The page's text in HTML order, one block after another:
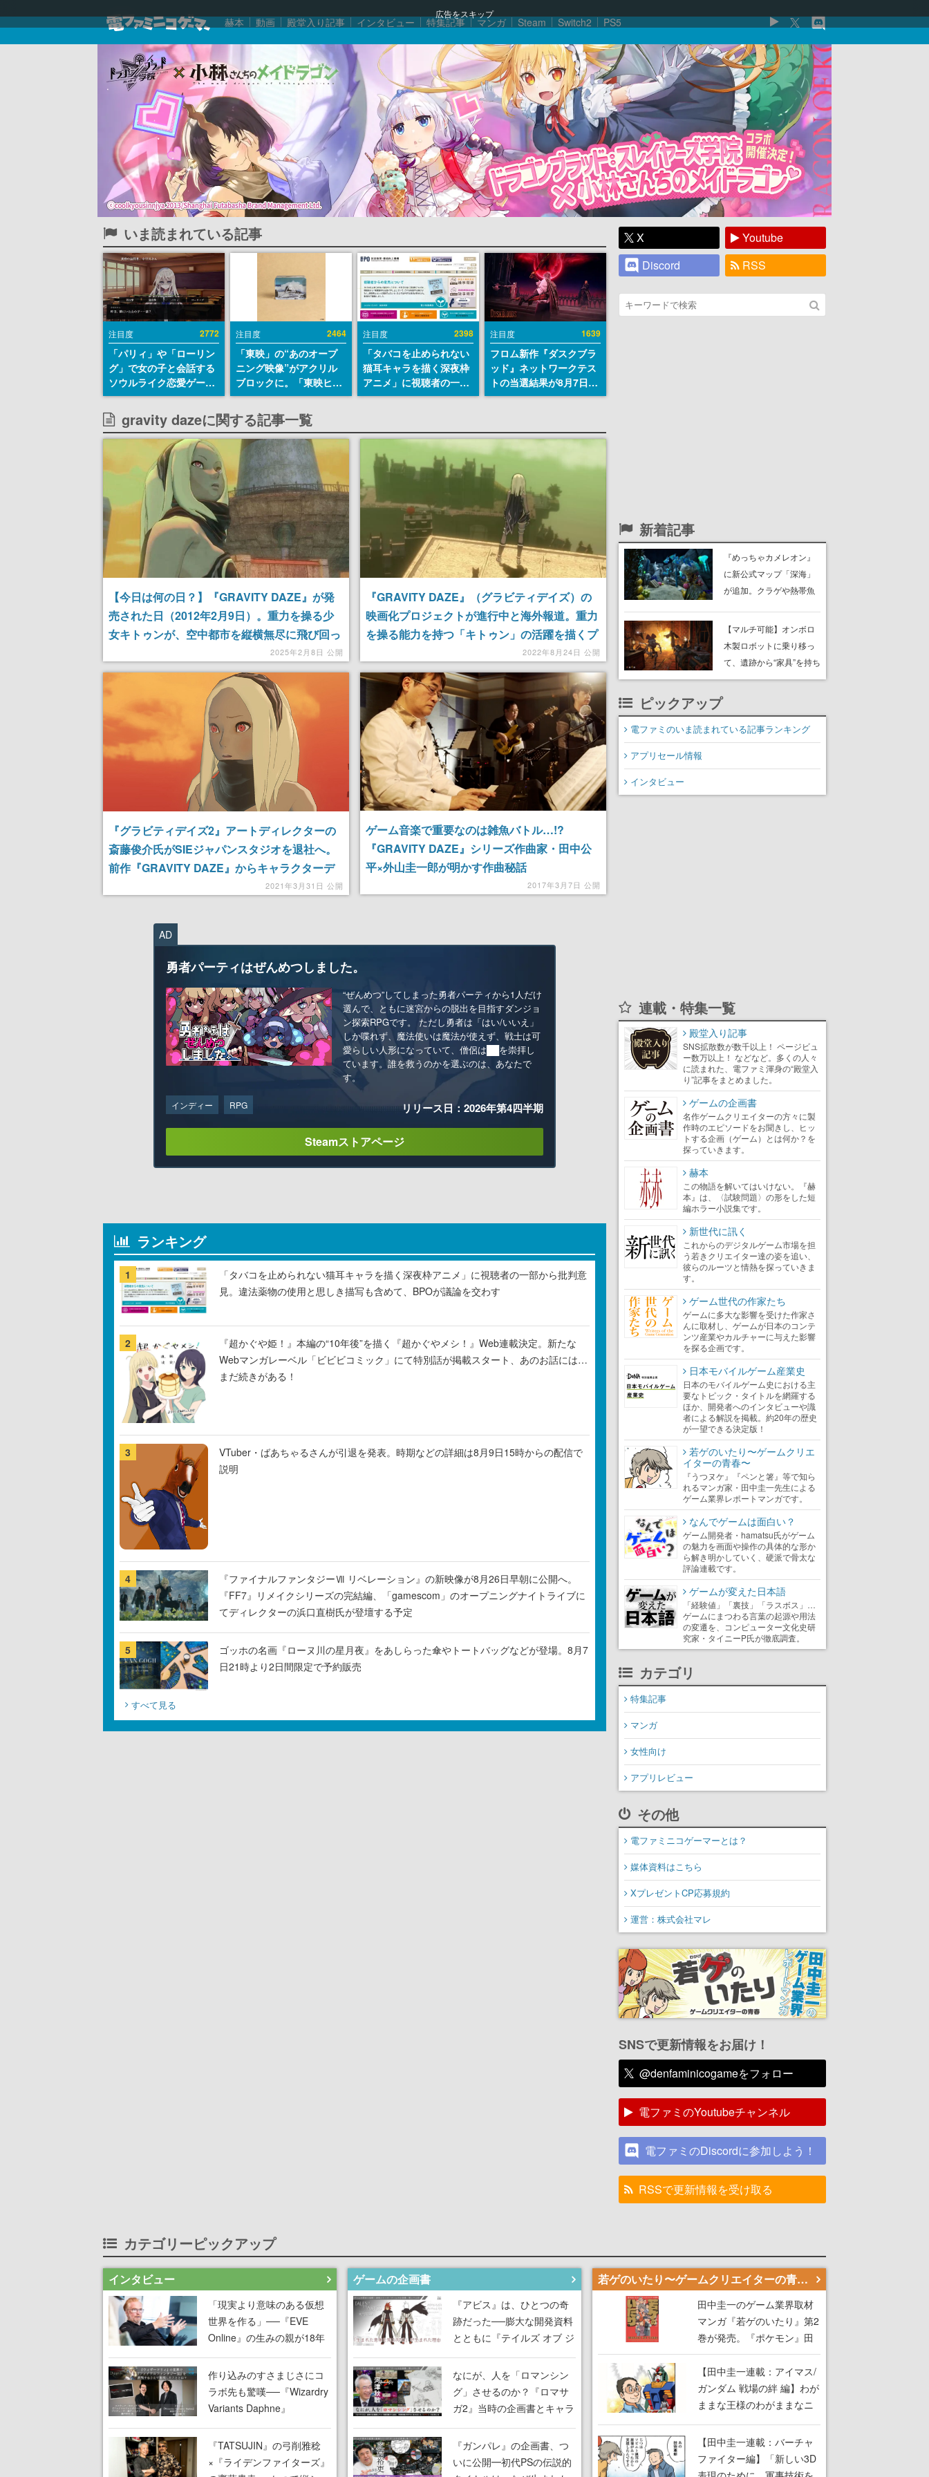
広告をスキップ
赫本 動画 殿堂入り記事 インタビュー 特集記事 マンガ Steam Switch2 PS5
いま読まれている記事
注目度 2772
「パリィ」や「ローリン
グ」で女の子と会話する
ソウルライク恋愛ゲーム
『小早川さんはソウルラ
イク』無料公開。返事に
失敗すると「YOU
DIED」
注目度 2464
「東映」の“あのオープ
ニング映像”がアクリル
ブロックに。「東映ヒス
トリカル グッズコレクシ
ョン」が8月下旬より発
売
注目度 2398
「タバコを止められない
猫耳キャラを描く深夜枠
アニメ」に視聴者の一部
から批判意見。違法薬物
す
注目度 1639
フロム新作『ダスクブラ
ッド』ネットワークテス
トの当選結果が8月7日22
時に発表。応募サイトの
日～24日
gravity dazeに関する記事一覧
【今日は何の日？】『GRAVITY DAZE』が発
売された日（2012年2月9日）。重力を操る少
女キトゥンが、空中都市を縦横無尽に飛び回っ
て冒険を繰り広げる──唯一無二の「空に落ち
る」感覚が味わえるアクションアドベンチャー
2025年2月8日 公開
『GRAVITY DAZE』（グラビティデイズ）の
映画化プロジェクトが進行中と海外報道。重力
を操る能力を持つ「キトゥン」の活躍を描くプ
レイステーションの人気ゲームが映画に
2022年8月24日 公開
『グラビティデイズ2』アートディレクターの
斎藤俊介氏がSIEジャパンスタジオを退社へ。
前作『GRAVITY DAZE』からキャラクターデ
ザインや主人公のモーションを担当2021年3月31日 公開
ゲーム音楽で重要なのは雑魚バトル…!?
『GRAVITY DAZE』シリーズ作曲家・田中公
平×外山圭一郎が明かす作曲秘話
2017年3月7日 公開
AD
勇者パーティはぜんめつしました。
“ぜんめつ”してしまった勇者パーティから1人だけ
選んで、ともに迷宮からの脱出を目指すダンジョ
ン探索RPGです。 ただし勇者は「はい/いいえ」
しか喋れず、魔法使いは魔法が使えず、戦士は可
愛らしい人形になっていて、僧侶は██を崇拝し
ています。誰を救うのかを選ぶのは、あなたで
す。
インディー RPG リリース日：2026年第4四半期
Steamストアページ
ランキング
1
「タバコを止められない猫耳キャラを描く深夜枠アニメ」に視聴者の一部から批判意
見。違法薬物の使用と思しき描写も含めて、BPOが議論を交わす
2
『超かぐや姫！』本編の“10年後”を描く『超かぐやメシ！』Web連載決定。新たな
Webマンガレーベル「ビビビコミック」にて特別話が掲載スタート、あのお話には…
まだ続きがある！
3
VTuber・ばあちゃるさんが引退を発表。時期などの詳細は8月9日15時からの配信で
説明
4
『ファイナルファンタジーⅦ リベレーション』の新映像が8月26日早朝に公開へ。
『FF7』リメイクシリーズの完結編、「gamescom」のオープニングナイトライブに
てディレクターの浜口直樹氏が登壇する予定
5
ゴッホの名画『ローヌ川の星月夜』をあしらった傘やトートバッグなどが登場。8月7
日21時より2日間限定で予約販売
すべて見る
X
Youtube
Discord
RSS
新着記事
『めっちゃカメレオン』
に新公式マップ「深海」
が追加。クラゲや熱帯魚
や大きな貝も
【マルチ可能】オンボロ
木製ロボットに乗り移っ
て、遺跡から“家具”を持ち
帰るホラーアクションゲ
売。迫る“腐敗”から逃げ延
び、持ち帰った家具で基
ピックアップ
電ファミのいま読まれている記事ランキング
アプリセール情報
インタビュー
連載・特集一覧
殿堂入り記事
SNS拡散数が数千以上！ ページビュ
ー数万以上！ などなど。多くの人々
に読まれた、電ファミ渾身の“殿堂入
り”記事をまとめました。
ゲームの企画書
名作ゲームクリエイターの方々に製
作時のエピソードをお聞きし、ヒッ
トする企画（ゲーム）とは何か？を
探っていきます。
赫本
この物語を解いてはいけない。『赫
本』は、〈試験問題〉の形をした短
編ホラー小説集です。
新世代に訊く
これからのデジタルゲーム市場を担
う若きクリエイター達の姿を追い、
彼らのルーツと情熱を探っていきま
す。
ゲーム世代の作家たち
ゲームに多大な影響を受けた作家さ
んに取材し、ゲームが日本のコンテ
ンツ産業やカルチャーに与えた影響
を探る企画です。
日本モバイルゲーム産業史
日本のモバイルゲーム史における主
要なトピック・タイトルを網羅する
ほか、開発者へのインタビューや識
者による解説を掲載。約20年の歴史
が一望できる決定版！
若ゲのいたり〜ゲームクリエ
イターの青春〜
『うつヌケ』『ペンと箸』等で知ら
れるマンガ家・田中圭一先生による
ゲーム業界レポートマンガです。
なんでゲームは面白い？
ゲーム開発者・hamatsu氏がゲーム
の魅力を画面や操作の具体的な形か
ら解き明かしていく、硬派で骨太な
評論連載です。
ゲームが変えた日本語
「経験値」「裏技」「ラスボス」…
ゲームにまつわる言葉の起源や用法
の変遷を、コンピューター文化史研
究家・タイニーP氏が徹底調査。
カテゴリ
特集記事
マンガ
女性向け
アプリレビュー
その他
電ファミニコゲーマーとは？
媒体資料はこちら
XプレゼントCP応募規約
運営：株式会社マレ
SNSで更新情報をお届け！
@denfaminicogameをフォロー
電ファミのYoutubeチャンネル
電ファミのDiscordに参加しよう！
RSSで更新情報を受け取る
カテゴリーピックアップ
インタビュー
「現実より意味のある仮想
世界を作る」──『EVE
Online』の生みの親が18年
掲げ続ける”クレイジーな宣
言”は、比喩ではなく本気だ
った
作り込みのすさまじさにコ
ラボ先も驚嘆──『Wizardry
Variants Daphne』
×『FFXI』コラボが期間限
定なのにジョブもキャラも
武器も戦闘システムもワン
『TATSUJIN』の弓削雅稔
×『ライデンファイターズ』
ゲームの企画書
『アビス』は、ひとつの奇
跡だった──膨大な開発資料
とともに『テイルズ オブ ジ
アビス』開発陣に聞く、
「生まれた意味を知る
RPG」が生まれた理由【ゲ
ームの企画書】
なにが、人を「ロマンシン
グ」させるのか？『ロマサ
ガ2』当時の企画書とキャラ
設定画から迫る、河津秋敏
がRPGに生み出した「ロマ
ン」の正体とは【ゲームの
『ガンパレ』の企画書、つ
いに公開━初代PSの伝説的
若ゲのいたり〜ゲームクリエイターの青春〜
田中圭一のゲーム業界取材
マンガ『若ゲのいたり』第2
巻が発売。『ポケモン』田
尻智さん、『ゼビウス』遠
藤雅伸さんらの貴重なエピ
ソードを収録
【田中圭一連載：アイマス/
ガンダム 戦場の絆 編】わが
ままな王様のわがままなニ
ーズを満たす！──小山順一
朗が貫く姿勢に、ゲームク
リエイターとしての矜持を
見た【若ゲのいたり最終
【田中圭一連載：バーチャ
ファイター編】「新しい3D